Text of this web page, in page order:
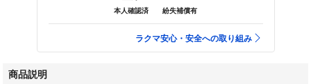
本人確認済 紛失補償有
ラクマ安心・安全への取り組み
商品説明